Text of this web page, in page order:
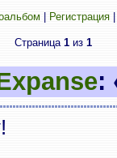
Регистрация
Страница 1из 1
: